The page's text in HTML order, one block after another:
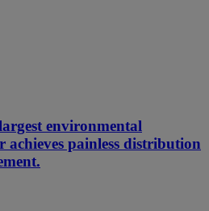
environmental
achieves painless distribution